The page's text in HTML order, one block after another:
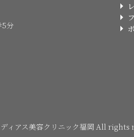
5分
ィアス美容クリニック福岡 All rights